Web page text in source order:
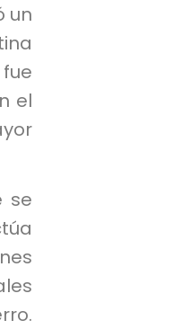
un
el
se